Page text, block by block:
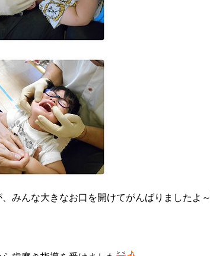
みんな大きなお口を開けてがんばりましたよ～